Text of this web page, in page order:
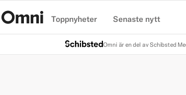
Toppnyheter Senaste nytt
Omni är en del av Schibsted